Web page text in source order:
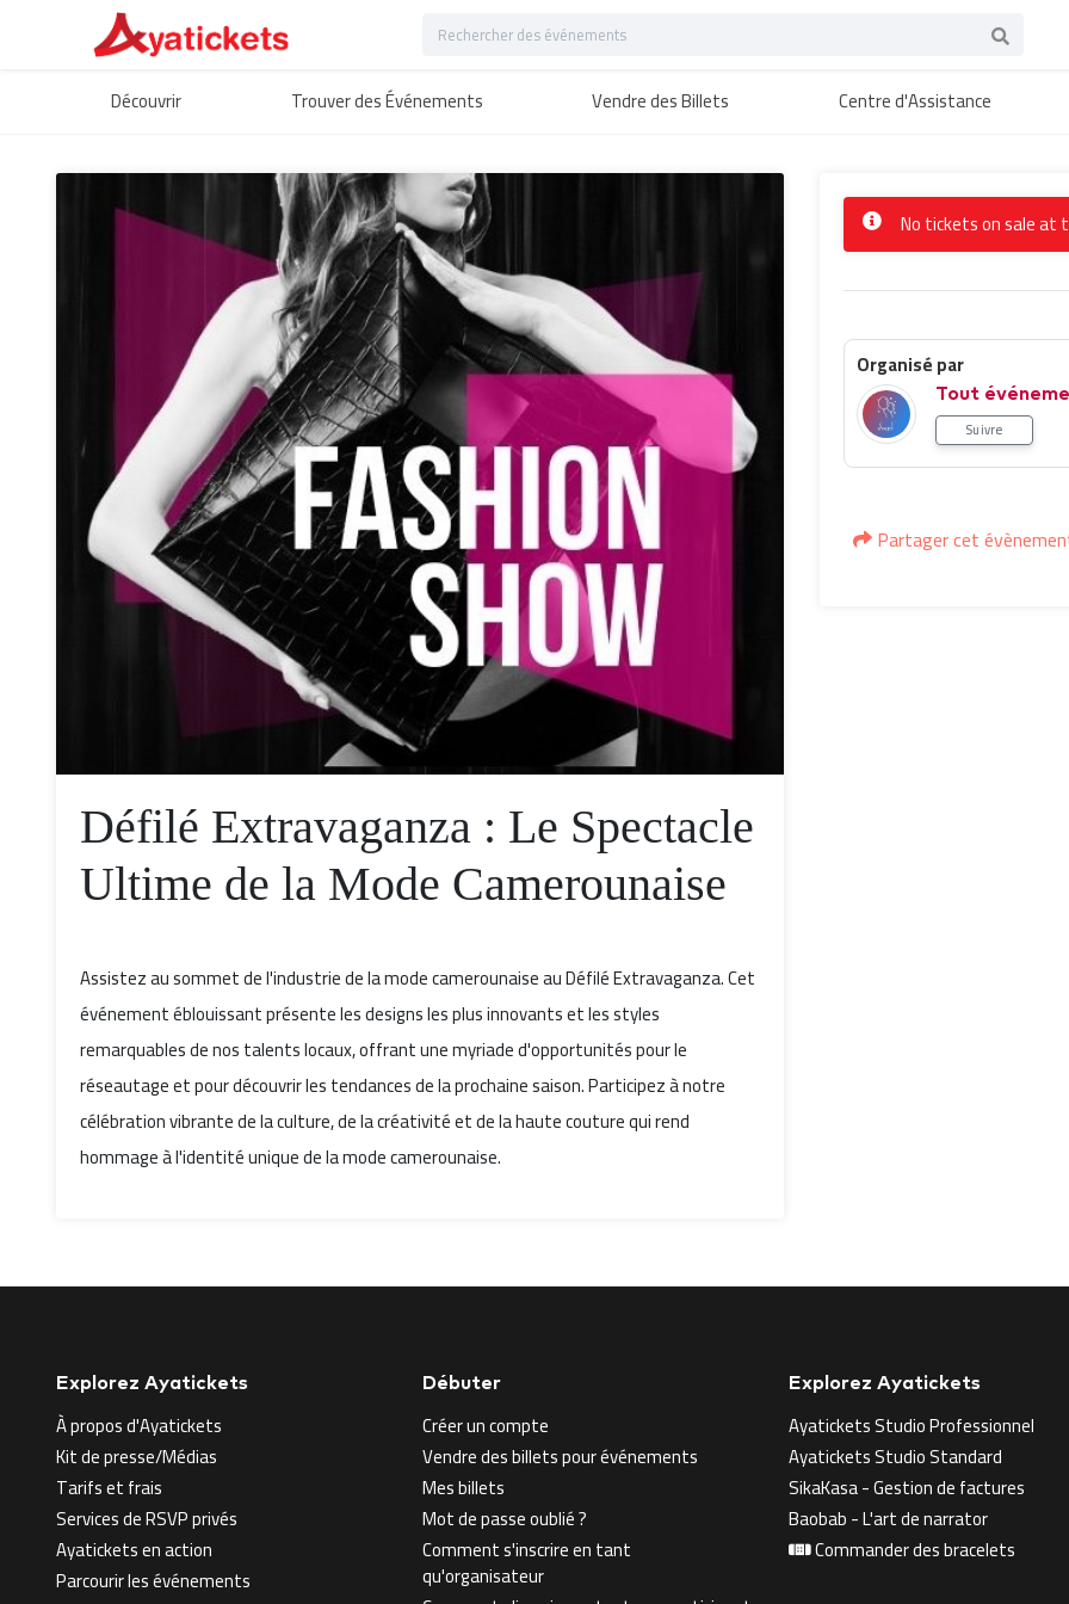
Découvrir Trouver des Événements Vendre des Billets Centre d'Assistance
Défilé Extravaganza : Le Spectacle
Ultime de la Mode Camerounaise
Assistez au sommet de l'industrie de la mode camerounaise au Défilé Extravaganza. Cet
événement éblouissant présente les designs les plus innovants et les styles
remarquables de nos talents locaux, offrant une myriade d'opportunités pour le
réseautage et pour découvrir les tendances de la prochaine saison. Participez à notre
célébration vibrante de la culture, de la créativité et de la haute couture qui rend
hommage à l'identité unique de la mode camerounaise.
No tickets on sale at
Organisé par
Tout
Suivre
Partager cet
Explorez Ayatickets
À propos d'Ayatickets
Kit de presse/Médias
Tarifs et frais
Services de RSVP privés
Ayatickets en action
Parcourir les événements
Débuter
Créer un compte
Vendre des billets pour événements
Mes billets
Mot de passe oublié ?
Comment s'inscrire en tant
qu'organisateur
Explorez Ayatickets
Ayatickets Studio Professionnel
Ayatickets Studio Standard
SikaKasa - Gestion de factures
Baobab - L'art de narrator
Commander des bracelets